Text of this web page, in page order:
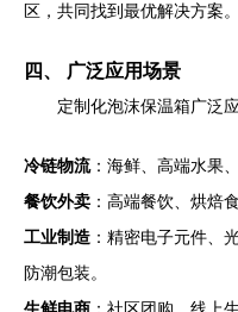
区，共同找到最优解决方案。
四、 广泛应用场景
定制化泡沫保温箱广泛
冷链物流：海鲜、高端水果
餐饮外卖 ：高端餐饮、烘焙
工业制造 ：精密电子元件、
防潮包装。